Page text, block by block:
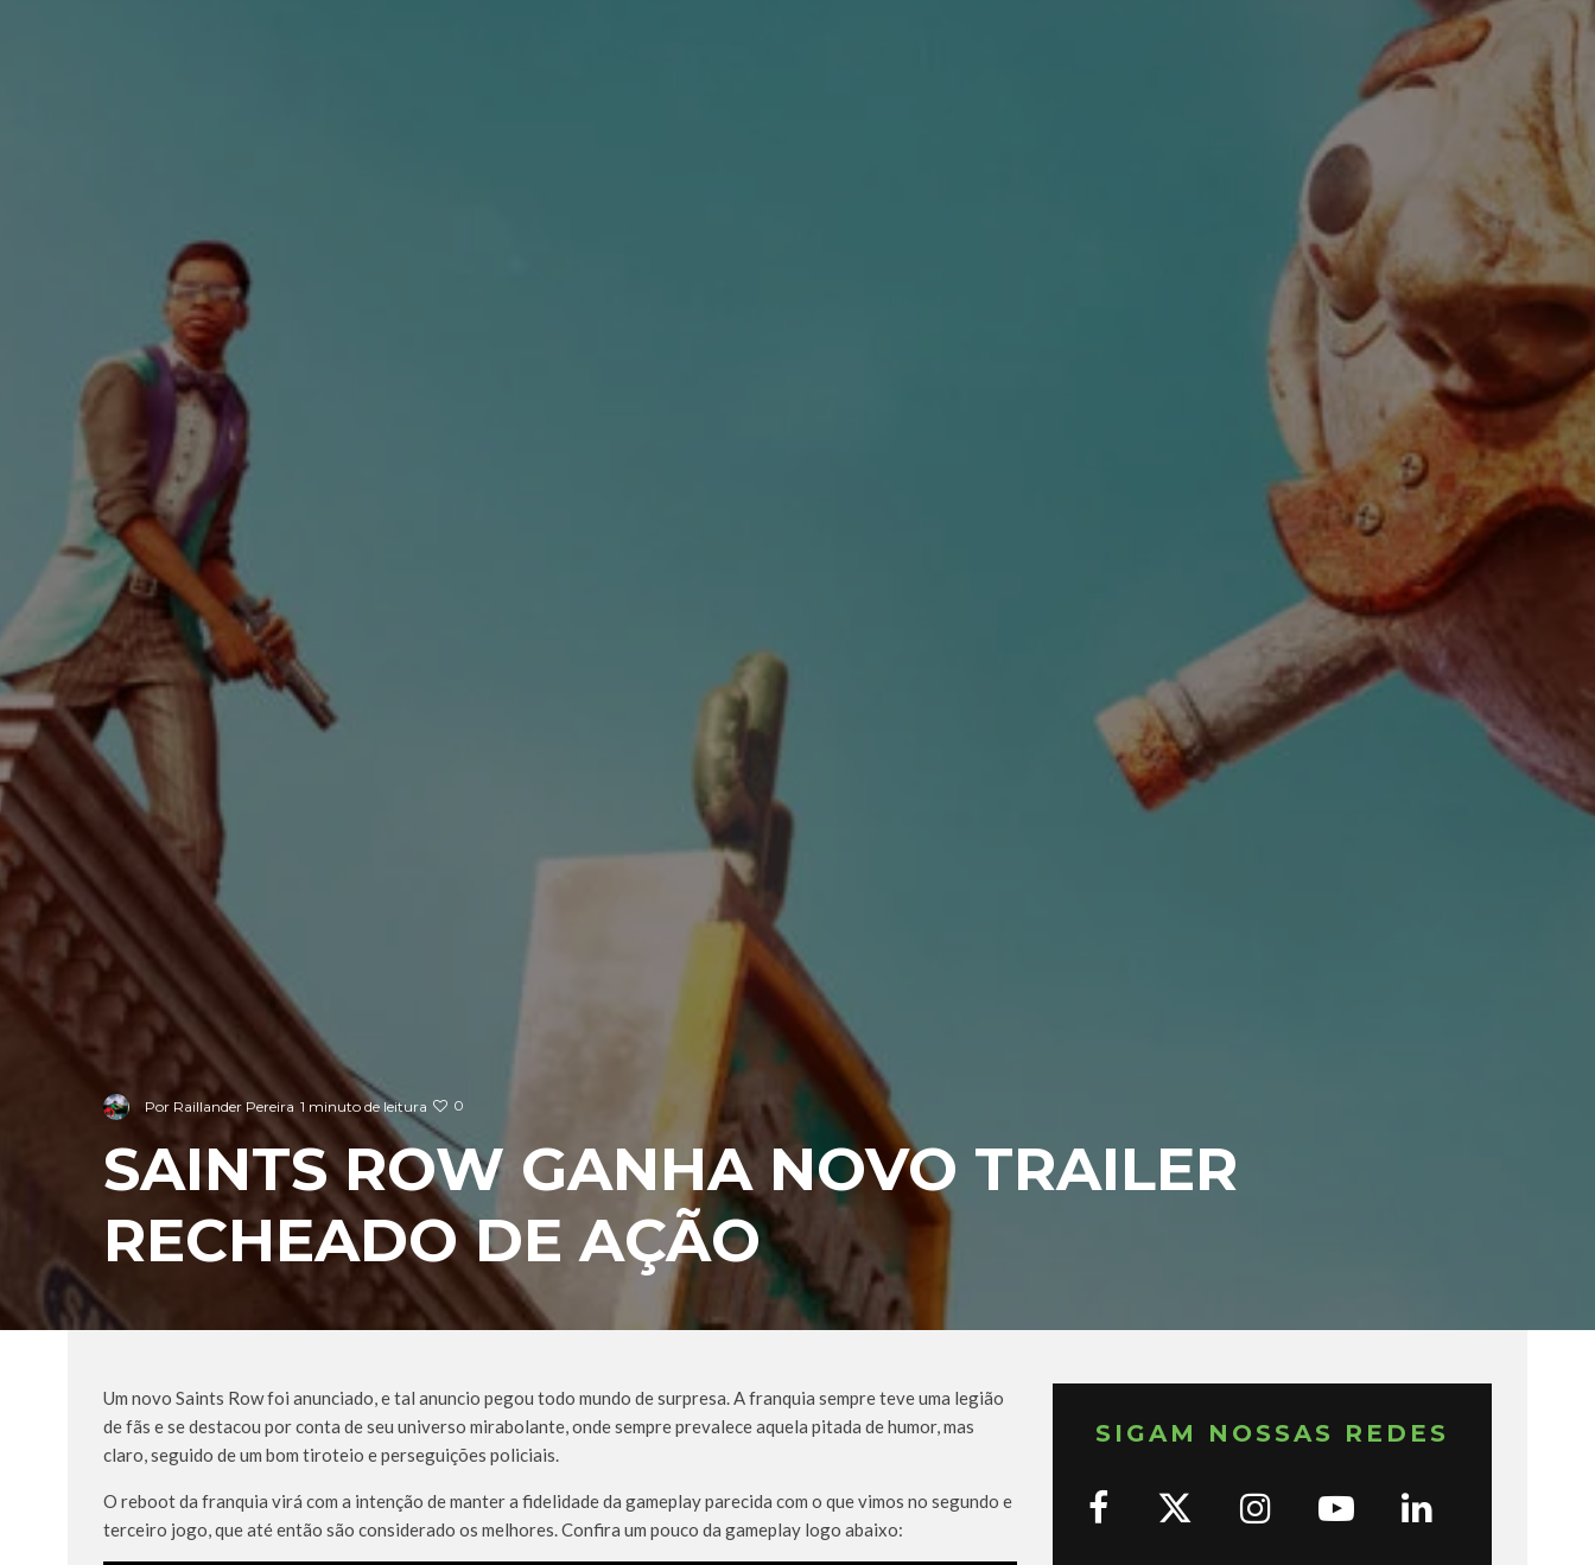
Por Raillander Pereira 1 minuto de leitura 0
SAINTS ROW GANHA NOVO TRAILER
RECHEADO DE AÇÃO
Um novo Saints Row foi anunciado, e tal anuncio pegou todo mundo de surpresa. A franquia sempre teve uma legião
de fãs e se destacou por conta de seu universo mirabolante, onde sempre prevalece aquela pitada de humor, mas
claro, seguido de um bom tiroteio e perseguições policiais.
O reboot da franquia virá com a intenção de manter a fidelidade da gameplay parecida com o que vimos no segundo e
terceiro jogo, que até então são considerado os melhores. Confira um pouco da gameplay logo abaixo:
SIGAM NOSSAS REDES